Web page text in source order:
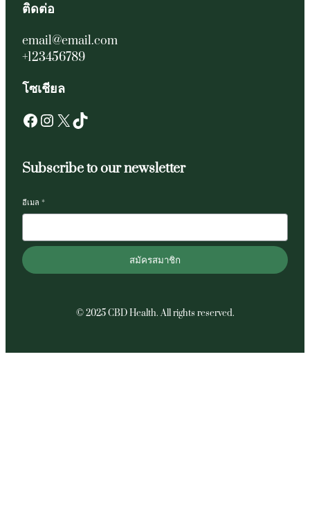
ติดต่อ
email@email.com
+123456789
โซเชียล
Facebook InstagramX TikTok
Subscribe to our newsletter
อีเมล *
สมัครสมาชิก
© 2025 CBD Health. All rights reserved.